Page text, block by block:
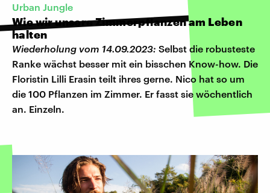
Urban Jungle
Wie wir unsere Zimmerpflanzen am Leben
halten
Wiederholung vom 14.09.2023: Selbst die robusteste
Ranke wächst besser mit ein bisschen Know-how. Die
Floristin Lilli Erasin teilt ihres gerne. Nico hat so um
die 100 Pflanzen im Zimmer. Er fasst sie wöchentlich
an. Einzeln.